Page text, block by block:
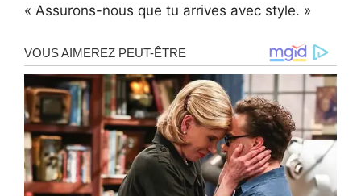
« Assurons-nous que tu arrives avec style. »